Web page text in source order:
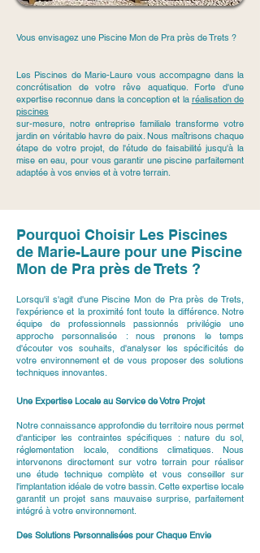
Vous envisagez une Piscine Mon de Pra près de Trets ?
Les Piscines de Marie-Laure vous accompagne dans la
concrétisation de votre rêve aquatique. Forte d'une
expertise reconnue dans la conception et la réalisation de
piscines
sur-mesure, notre entreprise familiale transforme votre
jardin en véritable havre de paix. Nous maîtrisons chaque
étape de votre projet, de l'étude de faisabilité jusqu'à la
mise en eau, pour vous garantir une piscine parfaitement
adaptée à vos envies et à votre terrain.
Pourquoi Choisir Les Piscines
de Marie-Laure pour une Piscine
Mon de Pra près de Trets ?
Lorsqu'il s'agit d'une Piscine Mon de Pra près de Trets,
l'expérience et la proximité font toute la différence. Notre
équipe de professionnels passionnés privilégie une
approche personnalisée : nous prenons le temps
d'écouter vos souhaits, d'analyser les spécificités de
votre environnement et de vous proposer des solutions
techniques innovantes.
Une Expertise Locale au Service de Votre Projet
Notre connaissance approfondie du territoire nous permet
d'anticiper les contraintes spécifiques : nature du sol,
réglementation locale, conditions climatiques. Nous
intervenons directement sur votre terrain pour réaliser
une étude technique complète et vous conseiller sur
l'implantation idéale de votre bassin. Cette expertise locale
garantit un projet sans mauvaise surprise, parfaitement
intégré à votre environnement.
Des Solutions Personnalisées pour Chaque Envie